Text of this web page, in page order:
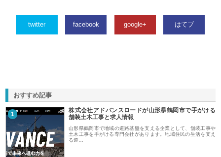
twitter facebook google+ はてブ
おすすめ記事
1
株式会社アドバンスロードが山形県鶴岡市で手がける
舗装土木工事と求人情報
山形県鶴岡市で地域の道路基盤を支える企業として、舗装工事や
土木工事を手がける専門会社があります。地域住民の生活を支え
る道…